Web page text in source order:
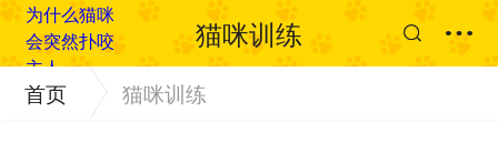
猫咪训练
首页 猫咪训练